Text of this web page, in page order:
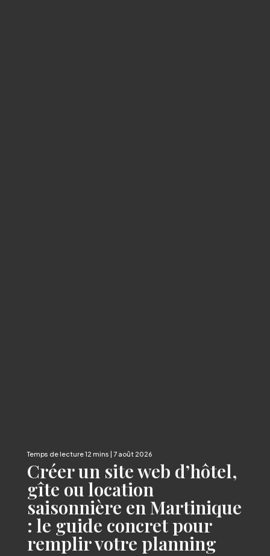
| 7 août 2026
Créer un site web d’hôtel,
gîte ou location
saisonnière en Martinique
: le guide concret pour
remplir votre planning